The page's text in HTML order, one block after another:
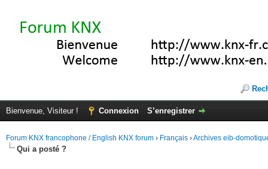
Bienvenue, Visiteur ! Connexion S’enregistrer
Forum KNX francophone / English KNX forum › Français ›Archives eib-
Qui a posté ?